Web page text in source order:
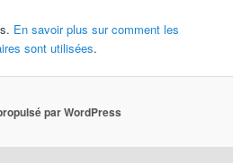
En savoir plus sur comment les
sont utilisées.
par WordPress